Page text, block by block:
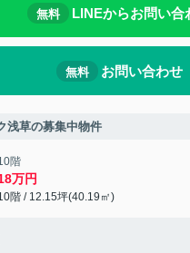
無料 LINEからお問い合
無料 お問い合わせ
浅草の募集中物件
階
万円
階 / 12.15坪(40.19㎡)